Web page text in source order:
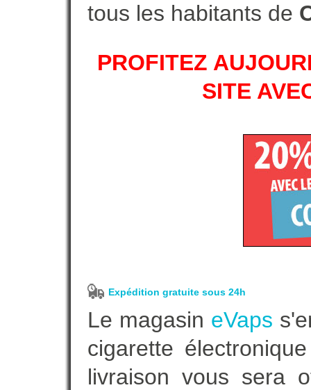
tous les habitants de
PROFITEZ
SITE
Expédition gratuite sous 24h
Le magasin eVaps
cigarette
livraison vous sera